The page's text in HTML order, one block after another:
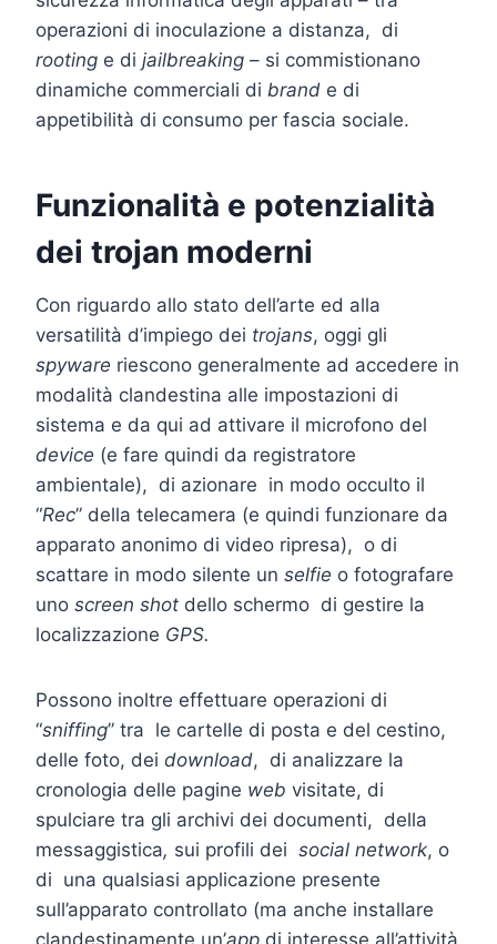
operazioni di inoculazione a distanza, di
rooting e di jailbreaking – si commistionano
dinamiche commerciali di brand e di
appetibilità di consumo per fascia sociale.
Funzionalità e potenzialità
dei trojan moderni
Con riguardo allo stato dell’arte ed alla
versatilità d’impiego dei trojans, oggi gli
spyware riescono generalmente ad accedere in
modalità clandestina alle impostazioni di
sistema e da qui ad attivare il microfono del
device (e fare quindi da registratore
ambientale), di azionare in modo occulto il
“Rec” della telecamera (e quindi funzionare da
apparato anonimo di video ripresa), o di
scattare in modo silente un selfie o fotografare
uno screen shot dello schermo di gestire la
localizzazione GPS.
Possono inoltre effettuare operazioni di
“sniffing” tra le cartelle di posta e del cestino,
delle foto, dei download, di analizzare la
cronologia delle pagine web visitate, di
spulciare tra gli archivi dei documenti, della
messaggistica, sui profili dei social network, o
di una qualsiasi applicazione presente
sull’apparato controllato (ma anche installare
clandestinamente un’app di interesse all’attività